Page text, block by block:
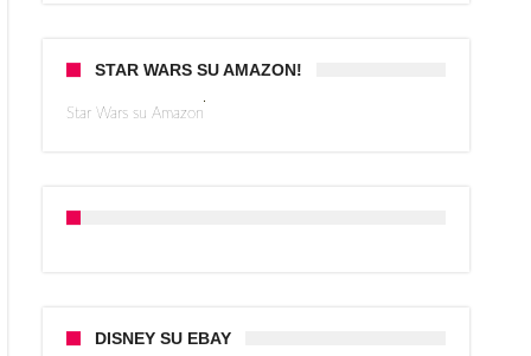
STAR WARS SU AMAZON!
Star Wars su Amazon
DISNEY SU EBAY